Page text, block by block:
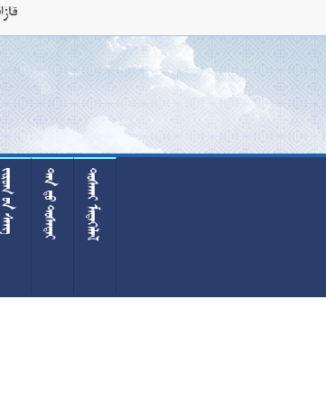
       